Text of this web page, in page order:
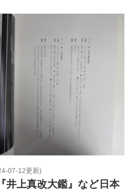
07-12更新)
井上真改大鑑』など日本